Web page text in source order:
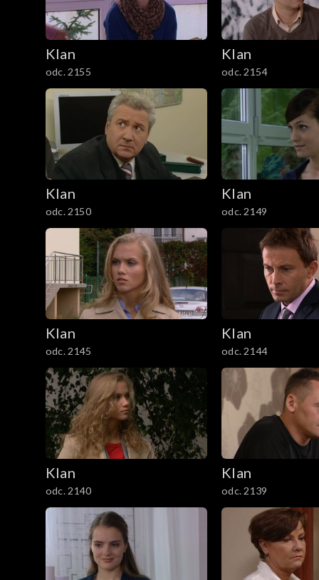
1001–1100
901–1000
801–900
701–800
601–700
501–600
401–500
301–400
201–300
101–200
1–100
Klan
odc. 2155
Klan
odc. 2154
Klan
odc. 2150
Klan
odc. 2149
Klan
odc. 2145
Klan
odc. 2144
Klan
odc. 2140
Klan
odc. 2139